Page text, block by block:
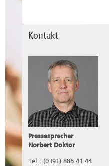
Kontakt
Pressesprecher
Norbert Doktor
Tel.: (0391) 886 41 44